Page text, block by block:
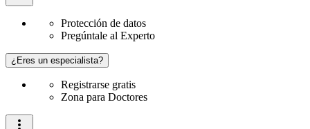
Protección de datos
Pregúntale al Experto
¿Eres un especialista?
Registrarse gratis
Zona para Doctores